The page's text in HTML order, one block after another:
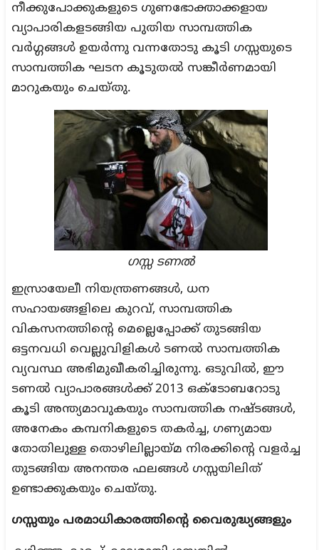
നീക്കുപോക്കുകളുടെ ഗുണഭോക്താക്കളായ
വ്യാപാരികളടങ്ങിയ പുതിയ സാമ്പത്തിക
വർഗ്ഗങ്ങൾ ഉയർന്നു വന്നതോടു കൂടി ഗസ്സയുടെ
സാമ്പത്തിക ഘടന കൂടുതൽ സങ്കീർണമായി
മാറുകയും ചെയ്തു.
ഗസ്സ ടണൽ
ഇസ്രായേലീ നിയന്ത്രണങ്ങൾ, ധന
സഹായങ്ങളിലെ കുറവ്, സാമ്പത്തിക
വികസനത്തിന്റെ മെല്ലെപ്പോക്ക് തുടങ്ങിയ
ഒട്ടനവധി വെല്ലുവിളികൾ ടണൽ സാമ്പത്തിക
വ്യവസ്ഥ അഭിമുഖീകരിച്ചിരുന്നു. ഒടുവിൽ, ഈ
ടണൽ വ്യാപാരങ്ങൾക്ക് 2013 ഒക്ടോബറോടു
കൂടി അന്ത്യമാവുകയും സാമ്പത്തിക നഷ്ടങ്ങൾ,
അനേകം കമ്പനികളുടെ തകർച്ച, ഗണ്യമായ
തോതിലുള്ള തൊഴിലില്ലായ്മ നിരക്കിന്റെ വളർച്ച
തുടങ്ങിയ അനന്തര ഫലങ്ങൾ ഗസ്സയിലിത്
ഉണ്ടാക്കുകയും ചെയ്തു.
ഗസ്സയും പരമാധികാരത്തിന്റെ വൈരുദ്ധ്യങ്ങളും